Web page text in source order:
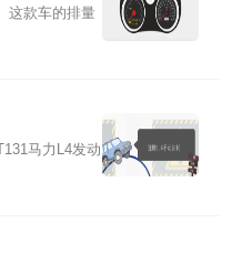
这款车的排量
马力L4发动